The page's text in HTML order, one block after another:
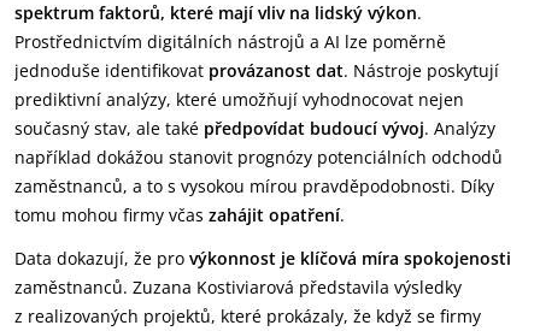
spektrum faktorů, které mají vliv na lidský výkon.
Prostřednictvím digitálních nástrojů a AI lze poměrně
jednoduše identifikovat provázanost dat. Nástroje poskytují
prediktivní analýzy, které umožňují vyhodnocovat nejen
současný stav, ale také předpovídat budoucí vývoj. Analýzy
například dokážou stanovit prognózy potenciálních odchodů
zaměstnanců, a to s vysokou mírou pravděpodobnosti. Díky
tomu mohou firmy včas zahájit opatření.
Data dokazují, že pro výkonnost je klíčová míra spokojenosti
zaměstnanců. Zuzana Kostiviarová představila výsledky
z realizovaných projektů, které prokázaly, že když se firmy